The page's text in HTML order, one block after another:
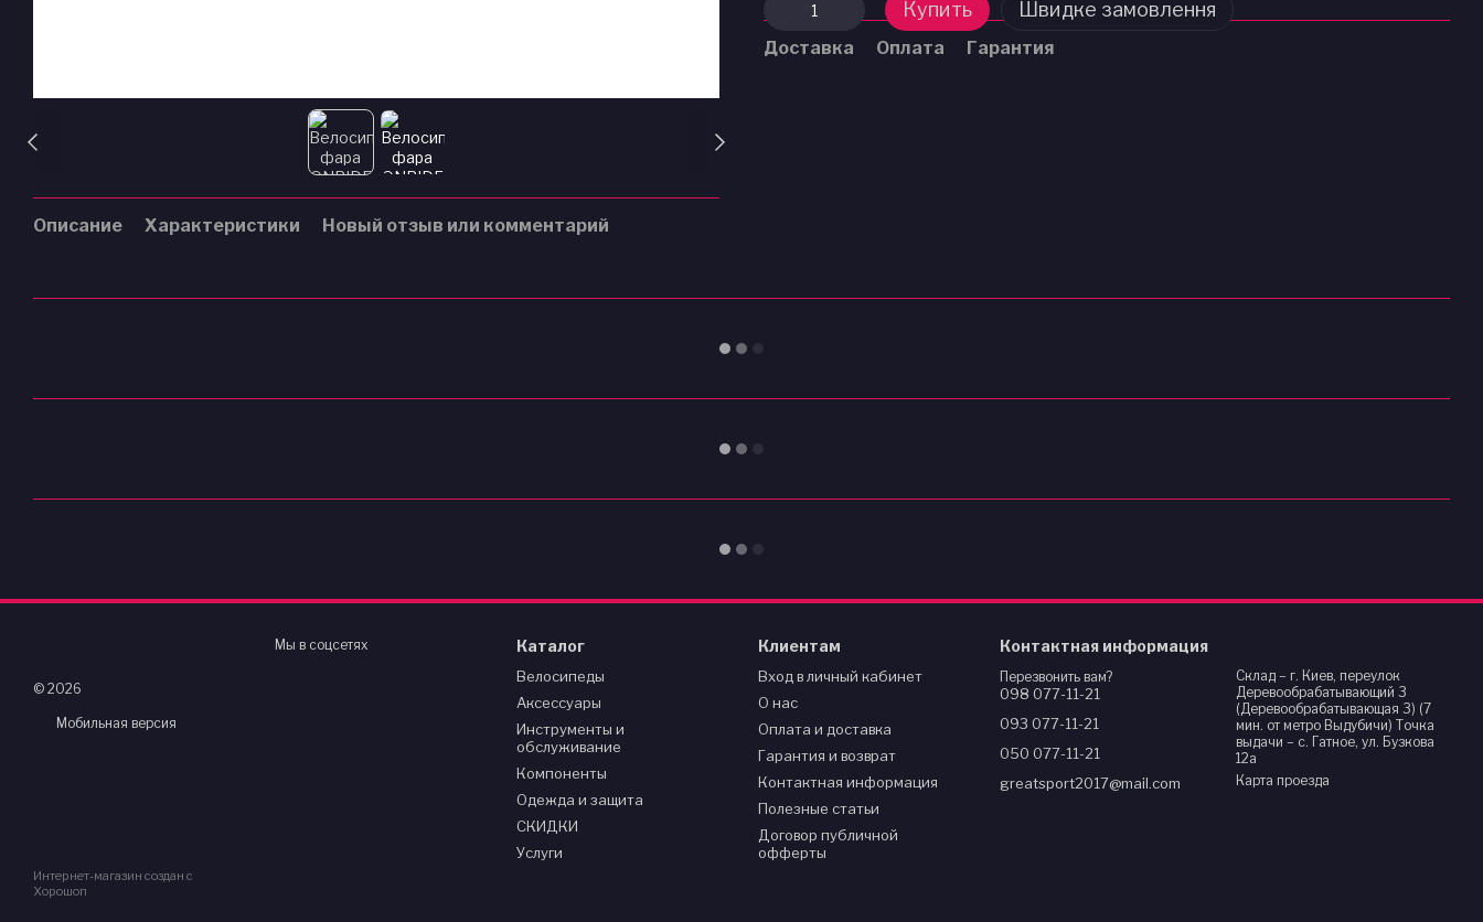
Описание Характеристики Новый отзыв или комментарий
Купить Швидке замовлення
Доставка Оплата Гарантия
© 2026
Мобильная версия
Интернет-магазин создан с
Хорошоп
Мы в соцсетях Каталог
Велосипеды
Аксессуары
Инструменты и
обслуживание
Компоненты
Одежда и защита
СКИДКИ
Услуги
Клиентам
Вход в личный кабинет
О нас
Оплата и доставка
Гарантия и возврат
Контактная информация
Полезные статьи
Договор публичной
офферты
Контактная информация
Перезвонить вам?
098 077-11-21
093 077-11-21
050 077-11-21
greatsport2017@mail.com
Склад – г. Киев, переулок
Деревообрабатывающий 3
(Деревообрабатывающая 3) (7
мин. от метро Выдубичи) Точка
выдачи – с. Гатное, ул. Бузкова
12а
Карта проезда